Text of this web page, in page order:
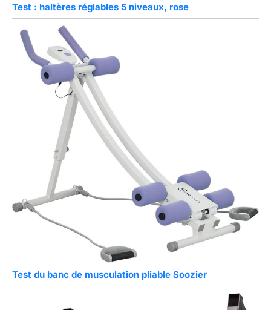
Test : haltères réglables 5 niveaux, rose
Test du banc de musculation pliable Soozier